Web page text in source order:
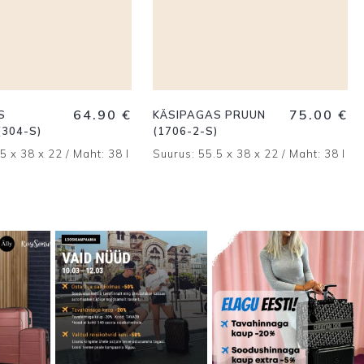
S)
64.90 €
x 38 x 22 / Maht: 38 l
KÄSIPAGAS PRUUN
(1706-2-S)
75.00 €
Suurus: 55.5 x 38 x 22 / Maht: 38 l